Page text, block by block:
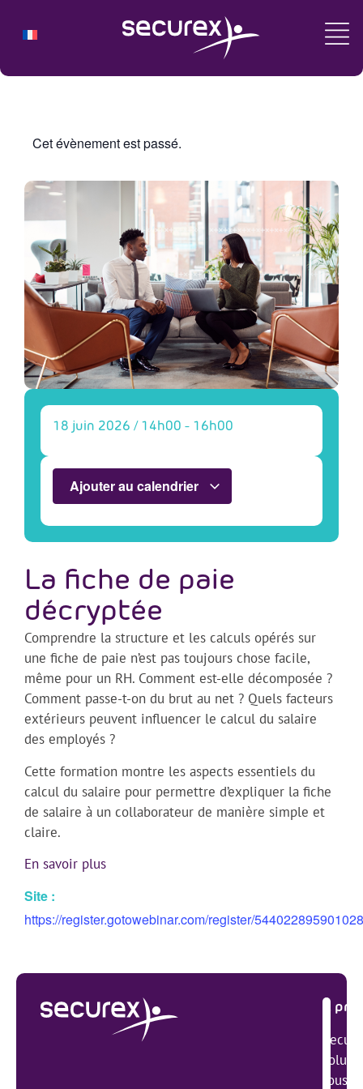
Cet évènement est passé.
18 juin 2026 / 14h00 - 16h00
Ajouter au calendrier
La fiche de paie
décryptée
Comprendre la structure et les calculs opérés sur
une fiche de paie n’est pas toujours chose facile,
même pour un RH. Comment est-elle décomposée ?
Comment passe-t-on du brut au net ? Quels facteurs
extérieurs peuvent influencer le calcul du salaire
des employés ?
Cette formation montre les aspects essentiels du
calcul du salaire pour permettre d’expliquer la fiche
de salaire à un collaborateur de manière simple et
claire.
En savoir plus
Site :
https://register.gotowebinar.com/register/
À
tous